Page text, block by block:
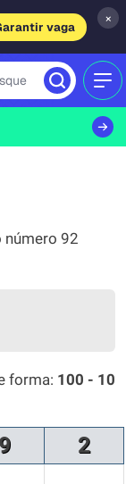
vaga
×
número 92
forma: 100 - 10
9 2